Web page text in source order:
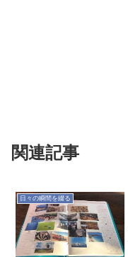
関連記事
日々の瞬間を綴る